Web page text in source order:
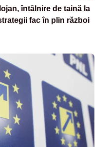
întâlnire de taină la
fac în plin război